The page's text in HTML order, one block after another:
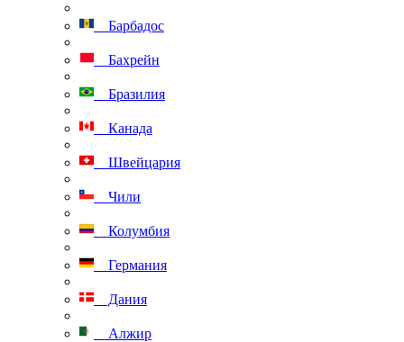
Барбадос
Бахрейн
Бразилия
Канада
Швейцария
Чили
Колумбия
Германия
Дания
Алжир